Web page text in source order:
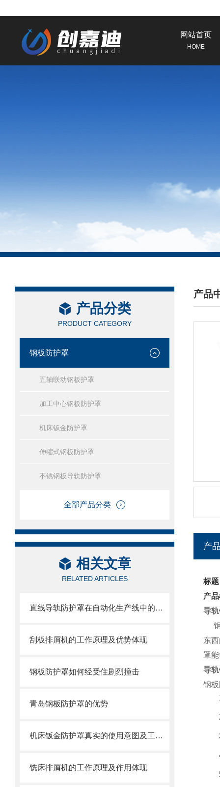
网站首页
HOME
产品分类
PRODUCT CATEGORY
钢板防护罩
五轴联动钢板护罩
加工中心钢板防护罩
机床钣金防护罩
伸缩式钢板防护罩
不锈钢板导轨防护罩
全部产品分类
相关文章
RELATED ARTICLES
直线导轨防护罩在自动化生产线中的作用
刮板排屑机的工作原理及优势体现
钢板防护罩如何经受住剧烈撞击
青岛钢板防护罩的优势
机床钣金防护罩真实的使用意图及工艺过程是怎么样的
铣床排屑机的工作原理及作用体现
产品
/
产
标
产
导
钢
东
罩
导
钢